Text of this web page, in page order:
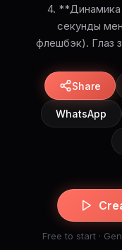
4.
секунды
флешбэк). Глаз
Share
WhatsApp
Free to start ·